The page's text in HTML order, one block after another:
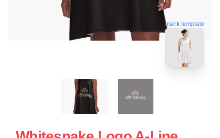
blank template